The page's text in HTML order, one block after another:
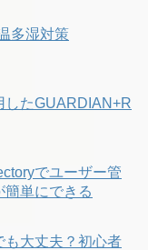
多湿対策
たGUARDIAN+R
でユーザー管
単にできる
大丈夫？初心者